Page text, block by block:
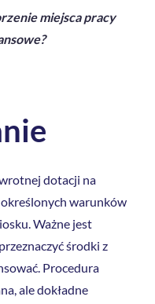
miejsca pracy
dotacji na
warunków
Ważne jest
środki z
Procedura
ale dokładne